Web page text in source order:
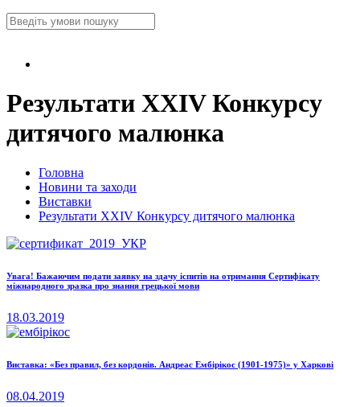
Результати XXIV Конкурсу
дитячого малюнка
Головна
Новини та заходи
Виставки
Результати XXIV Конкурсу дитячого малюнка
Увага! Бажаючим подати заявку на здачу іспитів на отримання Сертифікату
міжнародного зразка про знання грецької мови
18.03.2019
Виставка: «Без правил, без кордонів. Андреас Ембірікос (1901-1975)» у Харкові
08.04.2019